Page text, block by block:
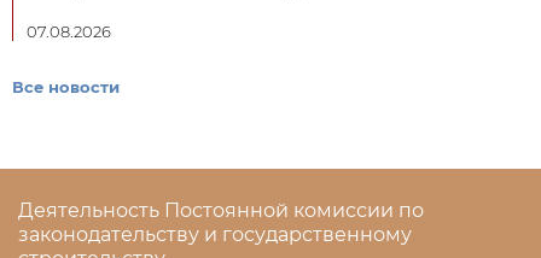
07.08.2026
Все новости
Деятельность Постоянной комиссии по
законодательству и государственному